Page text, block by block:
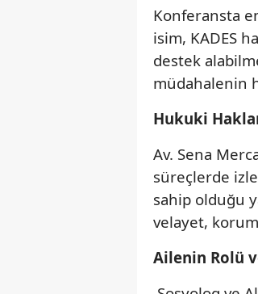
Konferansta
isim, KADES
destek
müdahalenin
Hukuki
Av. Sena
süreçlerde
sahip olduğu
velayet,
Ailenin Rolü